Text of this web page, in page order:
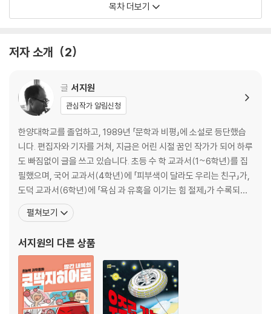
아로의 아주 특별한 비밀 · 67
지구를 지키는 청소부 · 75
알쏭달쏭 연두 소녀 · 82
숲속 작은 친구들의 집짓기 · 92
연두의 노래 · 100
잠자는 애벌레 · 107
네 번째 실험 곤충의 한살이 나비 숲 보호작전
장수풍뎅이가 된 아로 · 123
사람이 안 찾으면 자연은 늘 아름답다 · 136
곤충이 살아야 사람도 산다 · 150
목차 더보기
저자 소개 2
글 서지원
관심작가 알림신청
한양대학교를 졸업하고, 1989년 「문학과 비평」에 소설로 등단했습
니다. 편집자와 기자를 거쳐, 지금은 어린 시절 꿈인 작가가 되어 하루
도 빠짐없이 글을 쓰고 있습니다. 초등 수 학 교과서(1~6학년)를 집
필했으며, 국어 교과서(4학년)에 「피부색이 달라도 우리는 친구」가,
도덕 교과서(6학년)에 「욕심 과 유혹을 이기는 힘 절제」가 수록되어
있습니다. 지은 책으로 『어느 날 우리 반에 공룡이 전학 왔다』, 『빨간
내복의 초능력자』, 『훈민정음 구출 작전』, 『신통방통 수학 시리즈』,
『우리 한옥에 숨
펼쳐보기
서지원의 다른 상품